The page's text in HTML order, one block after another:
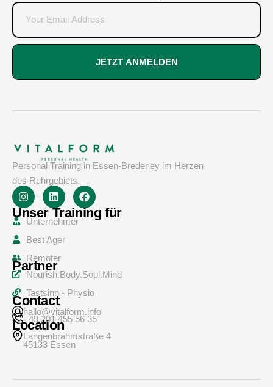
JETZT ANMELDEN
Personal Training in Essen-Bredeney im Herzen
des Ruhrgebiets.
Unser Training für
Unternehmer
Best Ager
Remoter
Partner
Nourish.Body.Soul.Mind
Tastsinn - Physio
Contact
hallo@vitalform.info
+49 201 455 56 35
Location
Langenbrahmstraße 4
45133 Essen